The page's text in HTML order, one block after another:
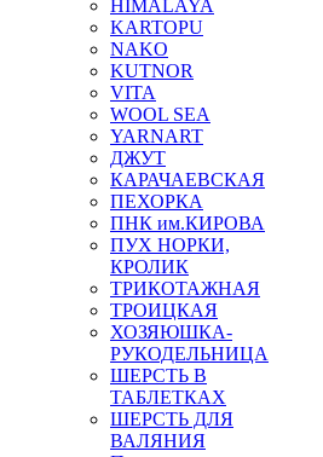
HIMALAYA
KARTOPU
NAKO
KUTNOR
VITA
WOOL SEA
YARNART
ДЖУТ
КАРАЧАЕВСКАЯ
ПЕХОРКА
ПНК им.КИРОВА
ПУХ НОРКИ,
КРОЛИК
ТРИКОТАЖНАЯ
ТРОИЦКАЯ
ХОЗЯЮШКА-
РУКОДЕЛЬНИЦА
ШЕРСТЬ В
ТАБЛЕТКАХ
ШЕРСТЬ ДЛЯ
ВАЛЯНИЯ